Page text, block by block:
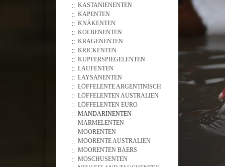
KASTANIENENTEN
KAPENTEN
KNÄKENTEN
KOLBENENTEN
KRAGENENTEN
KRICKENTEN
KUPFERSPIEGELENTEN
LAUFENTEN
LAYSANENTEN
LÖFFELENTE ARGENTINISCH
LÖFFELENTEN AUSTRALIEN
LÖFFELENTEN EURO
MANDARINENTEN
MARMELENTEN
MOORENTEN
MOORENTE AUSTRALIEN
MOORENTEN BAERS
MOSCHUSENTEN